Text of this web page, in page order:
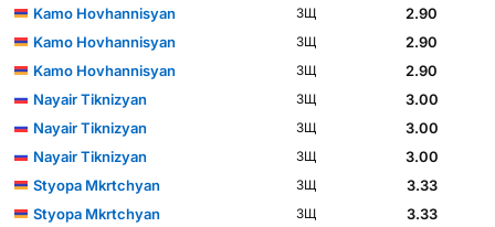
Kamo Hovhannisyan
ЗЩ
2.90
Kamo Hovhannisyan
ЗЩ
2.90
Kamo Hovhannisyan
ЗЩ
2.90
Nayair Tiknizyan
ЗЩ
3.00
Nayair Tiknizyan
ЗЩ
3.00
Nayair Tiknizyan
ЗЩ
3.00
Styopa Mkrtchyan
ЗЩ
3.33
Styopa Mkrtchyan
ЗЩ
3.33